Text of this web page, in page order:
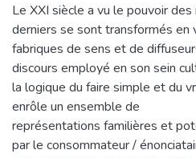
Le XXI siècle a vu le pouvoir
derniers se sont transformés en
fabriques de sens et de
discours employé en son sein
la logique du faire simple et du
enrôle un ensemble de
représentations familières et
par le consommateur /